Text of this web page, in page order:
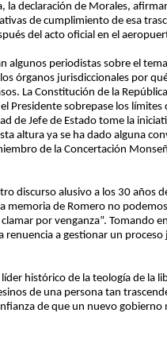
la declaración de Morales,
de cumplimiento de esa
del acto oficial en el
algunos periodistas sobre el
órganos jurisdiccionales por
La Constitución de la
Presidente sobrepase los
de Jefe de Estado tome la
altura ya se ha dado alguna
de la Concertación
discurso alusivo a los 30 años
memoria de Romero no
por venganza”. Tomando
a gestionar un
histórico de la teología de la
de una persona tan
de que un nuevo